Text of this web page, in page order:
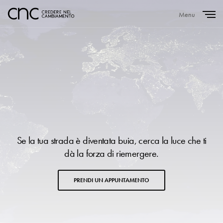
Menu
Se la tua strada è diventata buia, cerca la luce che ti
dà la forza di riemergere.
PRENDI UN APPUNTAMENTO